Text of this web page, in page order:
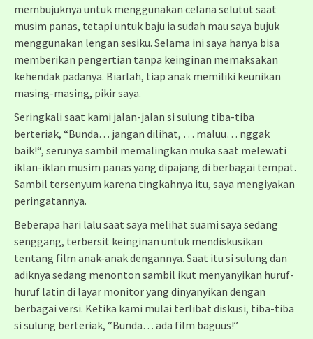
membujuknya untuk menggunakan celana selutut saat
musim panas, tetapi untuk baju ia sudah mau saya bujuk
menggunakan lengan sesiku. Selama ini saya hanya bisa
memberikan pengertian tanpa keinginan memaksakan
kehendak padanya. Biarlah, tiap anak memiliki keunikan
masing-masing, pikir saya.
Seringkali saat kami jalan-jalan si sulung tiba-tiba
berteriak, “Bunda… jangan dilihat, … maluu… nggak
baik!“, serunya sambil memalingkan muka saat melewati
iklan-iklan musim panas yang dipajang di berbagai tempat.
Sambil tersenyum karena tingkahnya itu, saya mengiyakan
peringatannya.
Beberapa hari lalu saat saya melihat suami saya sedang
senggang, terbersit keinginan untuk mendiskusikan
tentang film anak-anak dengannya. Saat itu si sulung dan
adiknya sedang menonton sambil ikut menyanyikan huruf-
huruf latin di layar monitor yang dinyanyikan dengan
berbagai versi. Ketika kami mulai terlibat diskusi, tiba-tiba
si sulung berteriak, “Bunda… ada film baguus!”